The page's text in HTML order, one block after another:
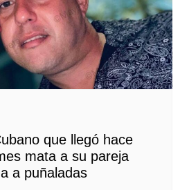
que llegó hace
mata a su pareja
a puñaladas